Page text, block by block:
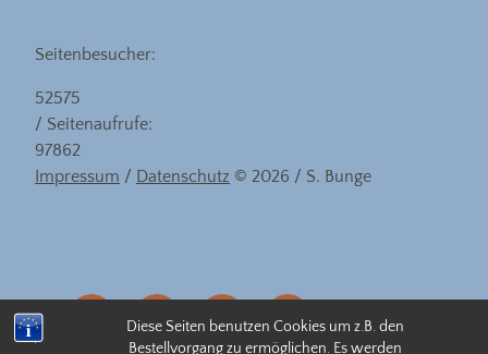
Diese Seiten benutzen Cookies um z.B. den
Bestellvorgang zu ermöglichen. Es werden
Seitenbesucher:
52575
/ Seitenaufrufe:
97862
Impressum / Datenschutz © 2026 / S. Bunge
eMail facebookinstagramlinkedin